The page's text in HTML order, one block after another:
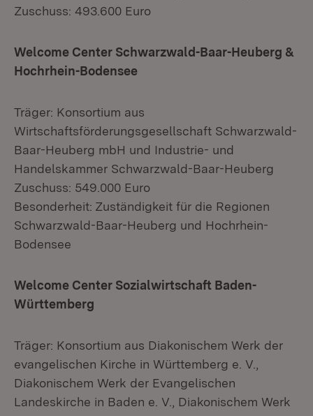
Zuschuss: 493.600 Euro
Welcome Center Schwarzwald-Baar-Heuberg &
Hochrhein-Bodensee
Träger: Konsortium aus
Wirtschaftsförderungsgesellschaft Schwarzwald-
Baar-Heuberg mbH und Industrie- und
Handelskammer Schwarzwald-Baar-Heuberg
Zuschuss: 549.000 Euro
Besonderheit: Zuständigkeit für die Regionen
Schwarzwald-Baar-Heuberg und Hochrhein-
Bodensee
Welcome Center Sozialwirtschaft Baden-
Württemberg
Träger: Konsortium aus Diakonischem Werk der
evangelischen Kirche in Württemberg e. V.,
Diakonischem Werk der Evangelischen
Landeskirche in Baden e. V., Diakonischem Werk